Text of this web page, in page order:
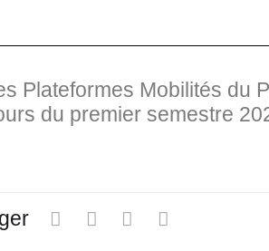
Plateformes Mobilités du
du premier semestre